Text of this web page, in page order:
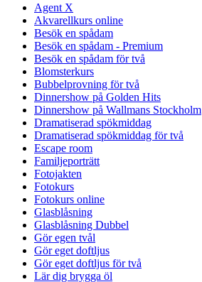
Agent X
Akvarellkurs online
Besök en spådam
Besök en spådam - Premium
Besök en spådam för två
Blomsterkurs
Bubbelprovning för två
Dinnershow på Golden Hits
Dinnershow på Wallmans Stockholm
Dramatiserad spökmiddag
Dramatiserad spökmiddag för två
Escape room
Familjeporträtt
Fotojakten
Fotokurs
Fotokurs online
Glasblåsning
Glasblåsning Dubbel
Gör egen tvål
Gör eget doftljus
Gör eget doftljus för två
Lär dig brygga öl